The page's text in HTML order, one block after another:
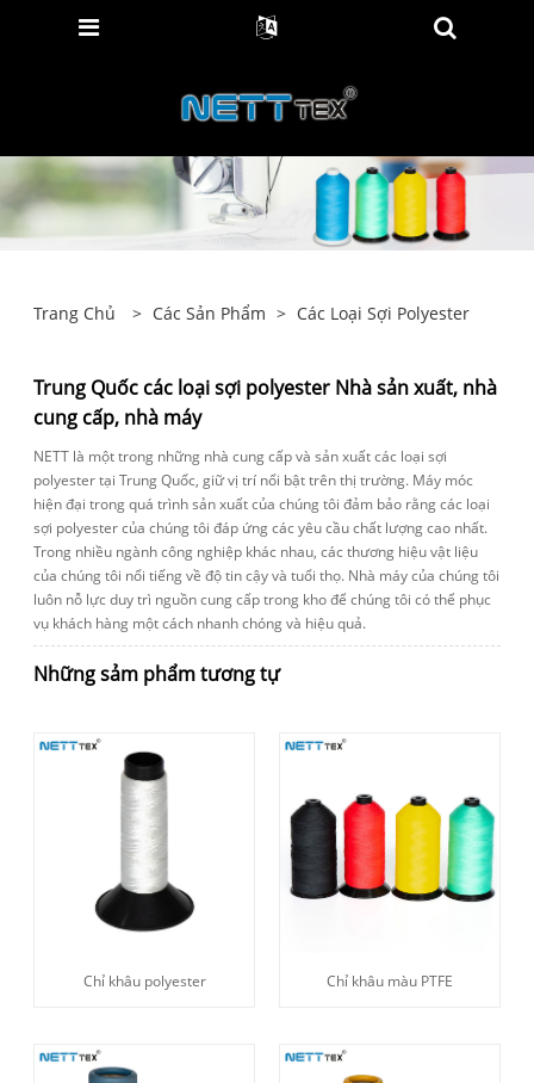
Trang Chủ > Các Sản Phẩm > Các Loại Sợi Polyester
Trung Quốc các loại sợi polyester Nhà sản xuất, nhà
cung cấp, nhà máy
NETT là một trong những nhà cung cấp và sản xuất các loại sợi
polyester tại Trung Quốc, giữ vị trí nổi bật trên thị trường. Máy móc
hiện đại trong quá trình sản xuất của chúng tôi đảm bảo rằng các loại
sợi polyester của chúng tôi đáp ứng các yêu cầu chất lượng cao nhất.
Trong nhiều ngành công nghiệp khác nhau, các thương hiệu vật liệu
của chúng tôi nổi tiếng về độ tin cậy và tuổi thọ. Nhà máy của chúng tôi
luôn nỗ lực duy trì nguồn cung cấp trong kho để chúng tôi có thể phục
vụ khách hàng một cách nhanh chóng và hiệu quả.
Những sảm phẩm tương tự
Chỉ khâu polyester Chỉ khâu màu PTFE